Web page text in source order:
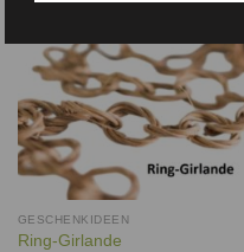
GESCHENKIDEEN
Ring-Girlande